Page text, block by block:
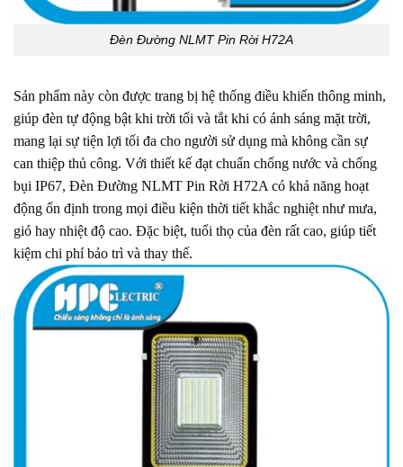
Đèn Đường NLMT Pin Rời H72A
Sản phẩm này còn được trang bị hệ thống điều khiển thông minh,
giúp đèn tự động bật khi trời tối và tắt khi có ánh sáng mặt trời,
mang lại sự tiện lợi tối đa cho người sử dụng mà không cần sự
can thiệp thủ công. Với thiết kế đạt chuẩn chống nước và chống
bụi IP67, Đèn Đường NLMT Pin Rời H72A có khả năng hoạt
động ổn định trong mọi điều kiện thời tiết khắc nghiệt như mưa,
gió hay nhiệt độ cao. Đặc biệt, tuổi thọ của đèn rất cao, giúp tiết
kiệm chi phí bảo trì và thay thế.